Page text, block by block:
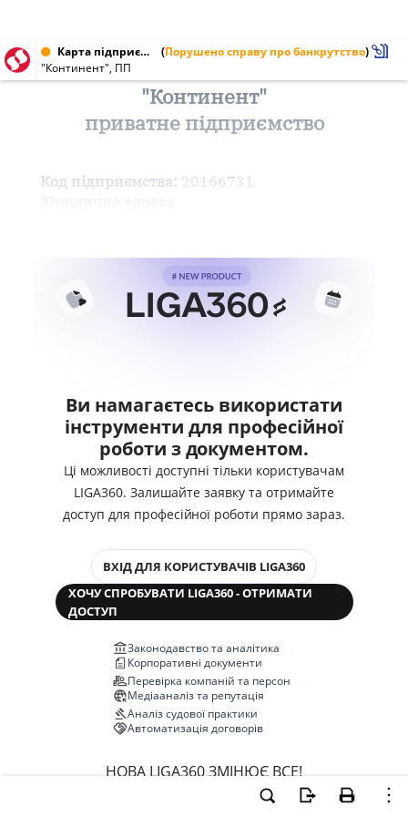
Карта підприємства від 21.07.2000 № 20166731 (Порушено справу про банкрутство)
"Континент", ПП
"Континент"
приватне підприємство
Код підприємства: 20166731
Ви намагаєтесь використати
інструменти для професійної
роботи з документом.
Ці можливості доступні тільки користувачам
LIGA360. Залишайте заявку та отримайте
доступ для професійної роботи прямо зараз.
ВХІД ДЛЯ КОРИСТУВАЧІВ LIGA360
ХОЧУ СПРОБУВАТИ LIGA360 - ОТРИМАТИ
ДОСТУП
Законодавство та аналітика
Корпоративні документи
Перевірка компаній та персон
Медіааналіз та репутація
Аналіз судової практики
Автоматизація договорів
НОВА LIGA360 ЗМІНЮЄ ВСЕ!